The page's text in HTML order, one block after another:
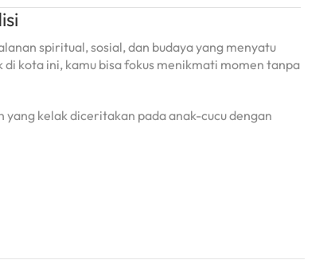
spiritual, sosial, dan budaya yang menyatu
kota ini, kamu bisa fokus menikmati momen tanpa
kelak diceritakan pada anak-cucu dengan